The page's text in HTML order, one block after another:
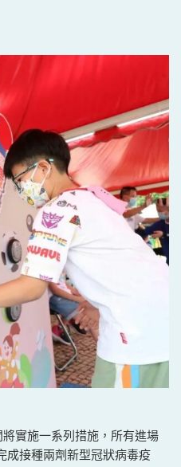
實施一系列措施，所有進場
成接種兩劑新型冠狀病毒疫